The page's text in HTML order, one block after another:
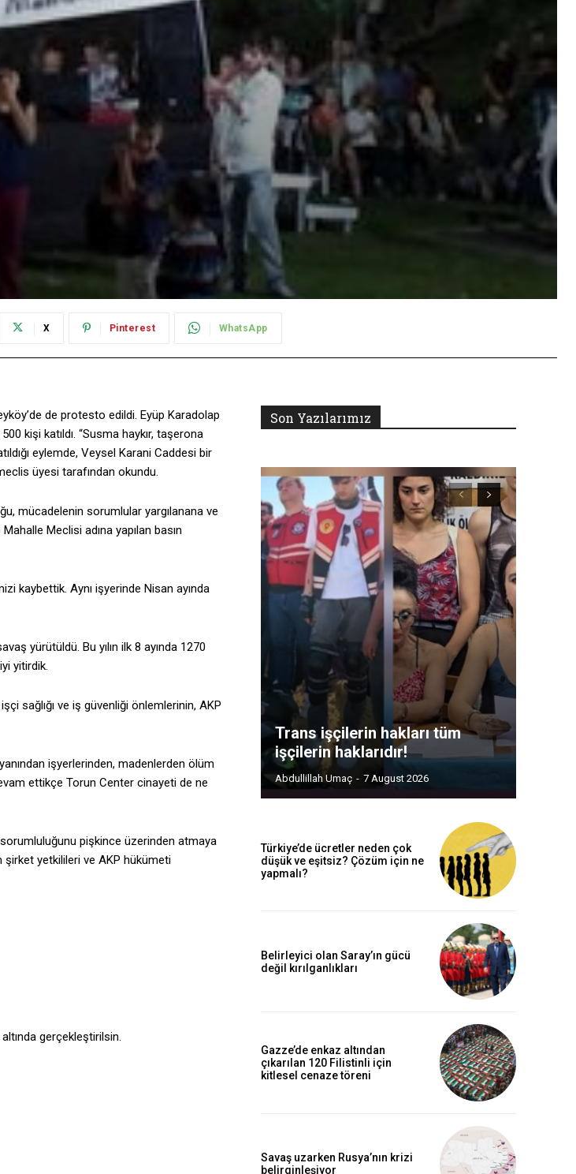
X Pinterest WhatsApp
de protesto edildi. Eyüp Karadolap
kişi katıldı. “Susma haykır, taşerona
eylemde, Veysel Karani Caddesi bir
üyesi tarafından okundu.
mücadelenin sorumlular yargılanana ve
Meclisi adına yapılan basın
kaybettik. Aynı işyerinde Nisan ayında
yürütüldü. Bu yılın ilk 8 ayında 1270
yitirdik.
sağlığı ve iş güvenliği önlemlerinin, AKP
işyerlerinden, madenlerden ölüm
ettikçe Torun Center cinayeti de ne
pişkince üzerinden atmaya
şirket yetkilileri ve AKP hükümeti
gerçekleştirilsin.
Son Yazılarımız
Trans işçilerin hakları tüm
işçilerin haklarıdır!
Abdullillah Umaç - 7 August 2026
Türkiye’de ücretler neden çok
düşük ve eşitsiz? Çözüm için ne
yapmalı?
Belirleyici olan Saray’ın gücü
değil kırılganlıkları
Gazze’de enkaz altından
çıkarılan 120 Filistinli için
kitlesel cenaze töreni
Savaş uzarken Rusya’nın krizi
belirginleşiyor